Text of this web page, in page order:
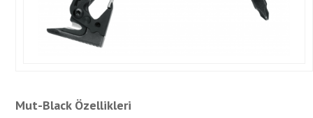
Mut-Black Özellikleri